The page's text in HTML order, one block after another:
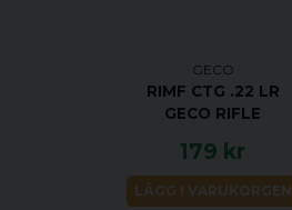
GECO
RIMF CTG .22 LR
GECO RIFLE
179 kr
LÄGG I VARUKORGEN